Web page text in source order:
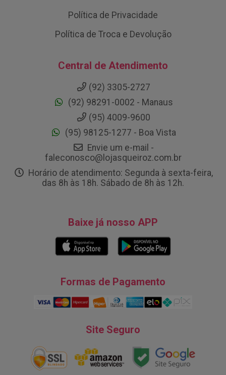
Política de Privacidade
Política de Troca e Devolução
Central de Atendimento
(92) 3305-2727
(92) 98291-0002 - Manaus
(95) 4009-9600
(95) 98125-1277 - Boa Vista
Envie um e-mail -
faleconosco@lojasqueiroz.com.br
Horário de atendimento: Segunda à sexta-feira,
das 8h às 18h. Sábado de 8h às 12h.
Baixe já nosso APP
Formas de Pagamento
Site Seguro